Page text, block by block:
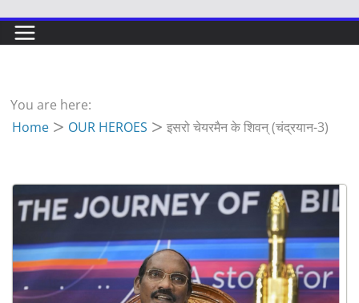
You are here:
Home
OUR HEROES इसरो चेयरमैन के शिवन् (चंद्रयान-3)